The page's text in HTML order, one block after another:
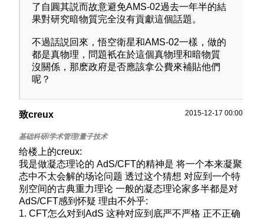
了自圓其説而故意避免AMS-02過去一年半的結
果對研究暗物質完全沒有貢獻這個話題。
不過話説回來，悟空衛星和AMS-02一樣，做的
都是真物理，問題衹在於這個真物理和暗物質
沒關係，那麽政府是否應該拿公費來補貼他們
呢？
致creux 2015-12-17 00:00
给楼上的creux:
我是做凝态理论的 AdS/CFT的精神是 将一个本来凝聚
态中不太会解的场论问题 透过这个猜想 对应到一个特
别空间的古典重力理论 一般的凝态理论家多半都是对
AdS/CFT感到怀疑 理由不外乎:
1. CFT怎么对到AdS 这种对应到底严不严格 正不正确